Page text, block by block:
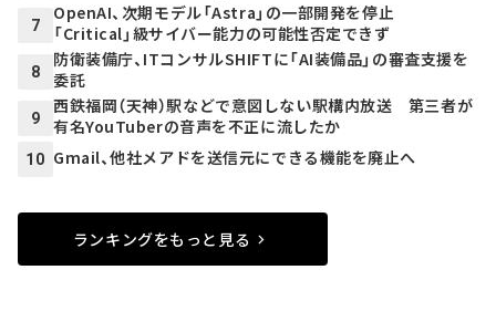
7
OpenAI、次期モデル「Astra」の一部開発を停止
「Critical」級サイバー能力の可能性否定できず
8
防衛装備庁、ITコンサルSHIFTに「AI装備品」の審査支援を
委託
9
西鉄福岡（天神）駅などで意図しない駅構内放送 第三者が
有名YouTuberの音声を不正に流したか
10 Gmail、他社メアドを送信元にできる機能を廃止へ
ランキングをもっと見る